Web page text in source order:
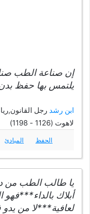
إن صناعة الطب
يلتمس بها حفظ
ابن رشد رجل
لاهوت (1126 - 1198)
الحفظ المبادئ
يا طالب الطب من
أبلاك
لعافية***لا من يدو